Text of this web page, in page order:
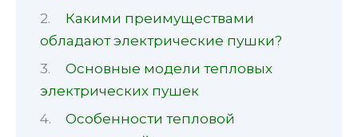
Какими преимуществами
обладают электрические пушки?
Основные модели тепловых
электрических пушек
Особенности тепловой